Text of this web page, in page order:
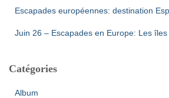
Escapades européennes: destination
Juin 26 – Escapades en Europe: Les îles
Catégories
Album